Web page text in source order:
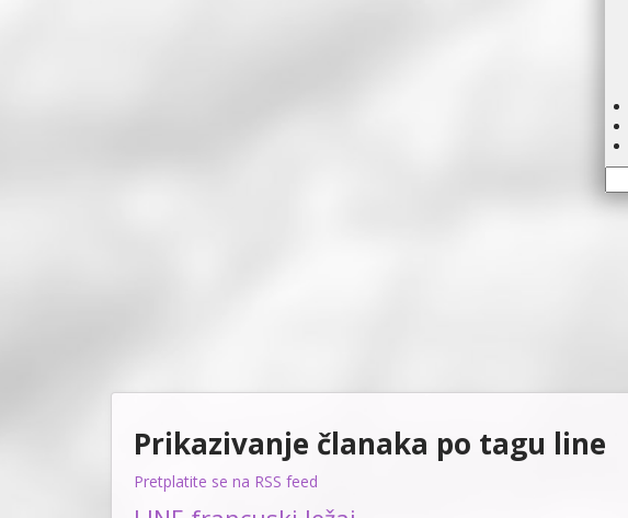
Prikazivanje članaka po tagu line
Pretplatite se na RSS feed